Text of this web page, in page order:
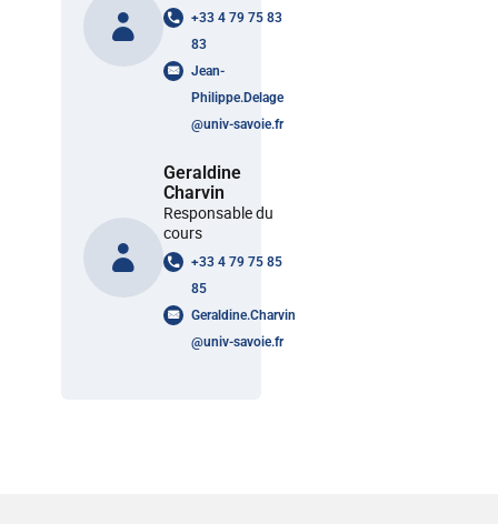
+33 4 79 75 83
83
Jean-
Philippe.Delage
@univ-savoie.fr
Geraldine
Charvin
Responsable du
cours
+33 4 79 75 85
85
Geraldine.Charvin
@univ-savoie.fr